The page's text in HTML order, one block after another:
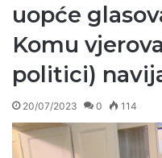
uopće
Komu
politici)
20/07/2023 0 114